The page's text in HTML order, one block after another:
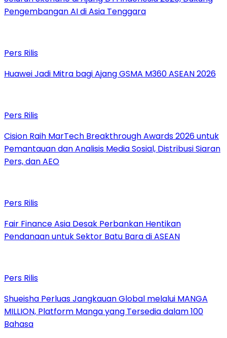
Pengembangan AI di Asia Tenggara
Pers Rilis
Huawei Jadi Mitra bagi Ajang GSMA M360 ASEAN 2026
Pers Rilis
Cision Raih MarTech Breakthrough Awards 2026 untuk
Pemantauan dan Analisis Media Sosial, Distribusi Siaran
Pers, dan AEO
Pers Rilis
Fair Finance Asia Desak Perbankan Hentikan
Pendanaan untuk Sektor Batu Bara di ASEAN
Pers Rilis
Shueisha Perluas Jangkauan Global melalui MANGA
MILLION, Platform Manga yang Tersedia dalam 100
Bahasa